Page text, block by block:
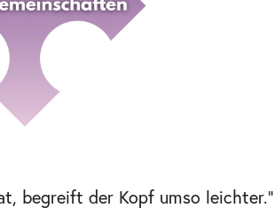
begreift der Kopf umso leichter.“